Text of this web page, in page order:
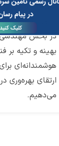
توسعه زنجیره
پتروشیمی
در بخش مهندسی
بهینه و تکیه بر
هوشمندانه‌ای
ارتقای بهره‌وری
می‌دهیم.